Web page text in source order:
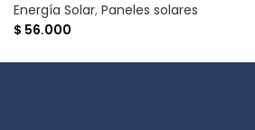
Energía Solar, Paneles solares
$ 56.000